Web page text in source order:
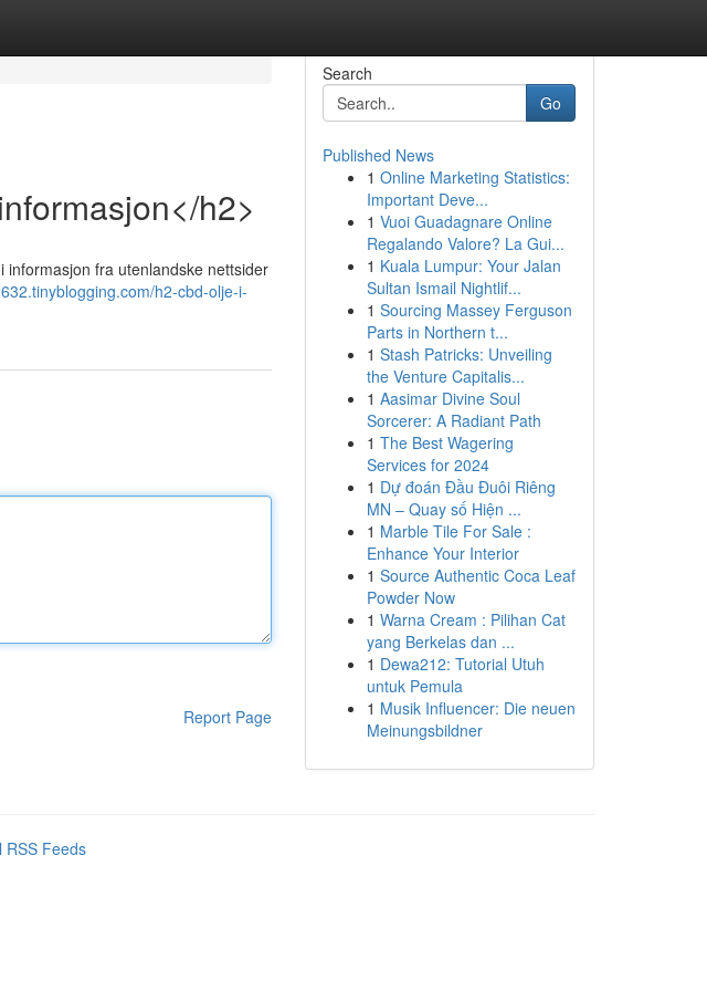
h2>
informasjon fra utenlandske nettsider
h2-cbd-olje-i-
Report Page
Search
Go
Published News
1 Online Marketing Statistics:
Important Deve...
1 Vuoi Guadagnare Online
Regalando Valore? La Gui...
1 Kuala Lumpur: Your Jalan
Sultan Ismail Nightlif...
1 Sourcing Massey Ferguson
Parts in Northern t...
1 Stash Patricks: Unveiling
the Venture Capitalis...
1 Aasimar Divine Soul
Sorcerer: A Radiant Path
1 The Best Wagering
Services for 2024
1 Dự đoán Đầu Đuôi Riêng
MN – Quay số Hiện ...
1 Marble Tile For Sale :
Enhance Your Interior
1 Source Authentic Coca Leaf
Powder Now
1 Warna Cream : Pilihan Cat
yang Berkelas dan ...
1 Dewa212: Tutorial Utuh
untuk Pemula
1 Musik Influencer: Die neuen
Meinungsbildner
RSS Feeds